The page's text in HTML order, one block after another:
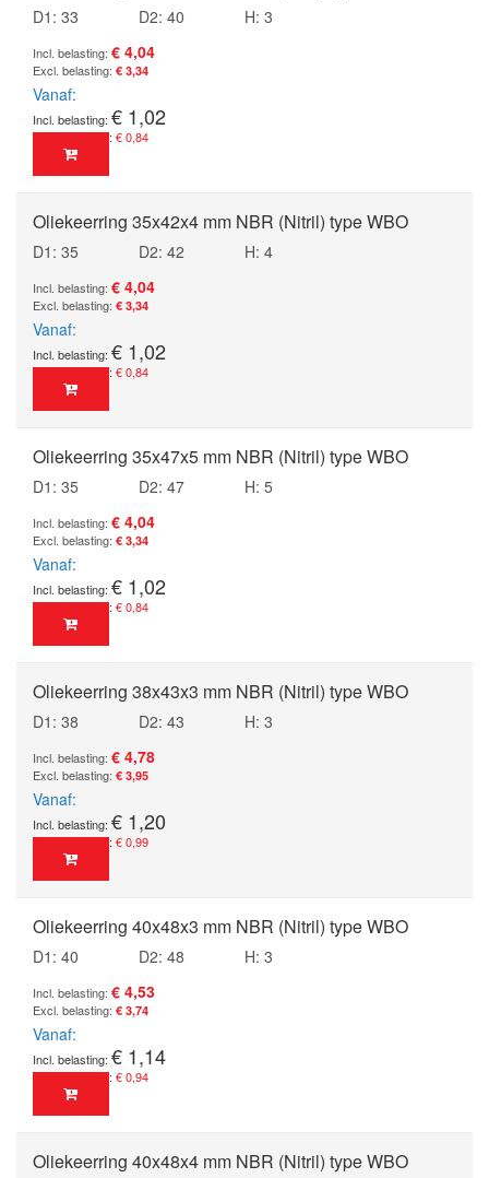
D1: 33 D2: 40
H: 3
€ 4,04
€ 3,34
Vanaf
€ 1,02
€ 0,84
Oliekeerring 35x42x4 mm NBR (Nitril) type WBO
D1: 35 D2: 42
H: 4
€ 4,04
€ 3,34
Vanaf
€ 1,02
€ 0,84
Oliekeerring 35x47x5 mm NBR (Nitril) type WBO
D1: 35 D2: 47
H: 5
€ 4,04
€ 3,34
Vanaf
€ 1,02
€ 0,84
Oliekeerring 38x43x3 mm NBR (Nitril) type WBO
D1: 38 D2: 43
H: 3
€ 4,78
€ 3,95
Vanaf
€ 1,20
€ 0,99
Oliekeerring 40x48x3 mm NBR (Nitril) type WBO
D1: 40 D2: 48
H: 3
€ 4,53
€ 3,74
Vanaf
€ 1,14
€ 0,94
Oliekeerring 40x48x4 mm NBR (Nitril) type WBO